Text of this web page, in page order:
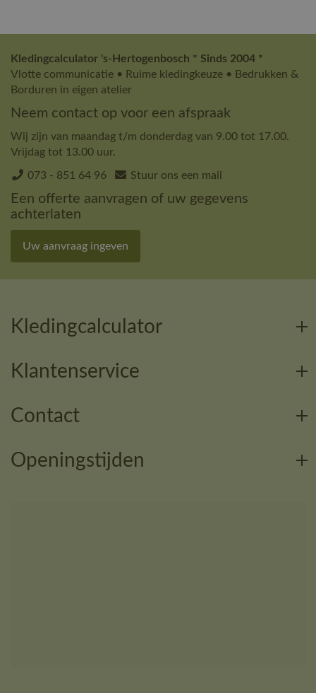
Kledingcalculator 's-Hertogenbosch * Sinds 2004 *
Vlotte communicatie • Ruime kledingkeuze • Bedrukken &
Borduren in eigen atelier
Neem contact op voor een afspraak
Wij zijn van maandag t/m donderdag van 9.00 tot 17.00.
Vrijdag tot 13.00 uur.
073 - 851 64 96 Stuur ons een mail
Een offerte aanvragen of uw gegevens
achterlaten
Uw aanvraag ingeven
Kledingcalculator
Klantenservice
Contact
Openingstijden